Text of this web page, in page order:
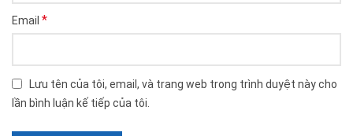
Email *
Lưu tên của tôi, email, và trang web trong trình duyệt này cho
lần bình luận kế tiếp của tôi.